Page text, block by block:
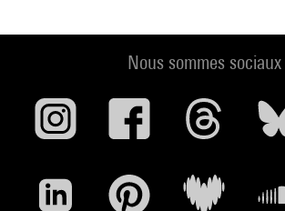
Nous sommes sociaux